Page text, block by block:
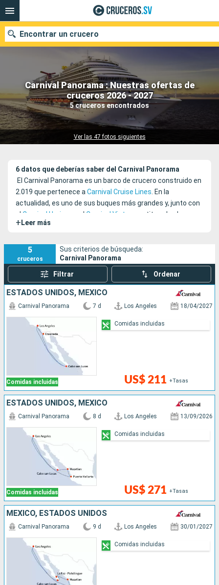
Carnival Panorama : Nuestras ofertas de
cruceros 2026 - 2027
5 cruceros encontrados
Ver las 47 fotos siguientes
Encontrar un crucero
Nuestros destinos
Fecha de salida
6 datos que deberías saber del Carnival Panorama
El Carnival Panorama es un barco de crucero construido en
2.019 que pertenece aCarnival Cruise Lines. En la
actualidad, es uno de sus buques más grandes y, junto con
el Carnival Horizon y el Carnival Vista
constituye la clase
Vista de Carnival.
+ Leer más
5
cruceros
Sus criterios de búsqueda:
Carnival Panorama
Filtrar Ordenar
ESTADOS UNIDOS, MÉXICO
Comidas incluidas
Carnival Panorama 7 d Los Angeles 18/04/2027
US$ 211 +Tasas
Comidas incluidas
ESTADOS UNIDOS, MÉXICO
Comidas incluidas
Carnival Panorama 8 d Los Angeles 13/09/2026
US$ 271 +Tasas
Comidas incluidas
MÉXICO, ESTADOS UNIDOS
Carnival Panorama 9 d Los Angeles 30/01/2027
Comidas incluidas